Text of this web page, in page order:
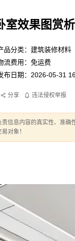
室效果图赏析
品分类：建筑装修材料
流费用：免运费
布日期：2026-05-31
分享 违法侵权举报
信息内容的真实性、准确
对象！